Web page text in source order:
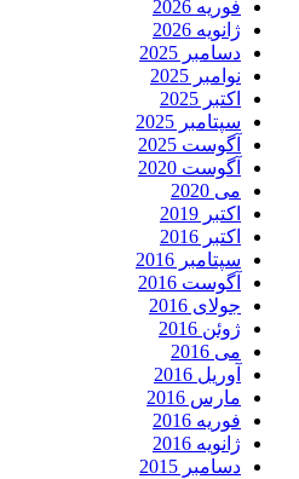
فوریه 2026
ژانویه 2026
دسامبر 2025
نوامبر 2025
اکتبر 2025
سپتامبر 2025
آگوست 2025
آگوست 2020
می 2020
اکتبر 2019
اکتبر 2016
سپتامبر 2016
آگوست 2016
جولای 2016
ژوئن 2016
می 2016
آوریل 2016
مارس 2016
فوریه 2016
ژانویه 2016
دسامبر 2015